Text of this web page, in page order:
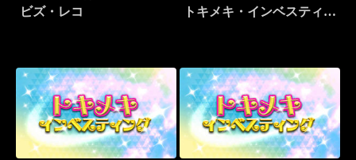
ビズ・レコ
トキメキ・インベスティン